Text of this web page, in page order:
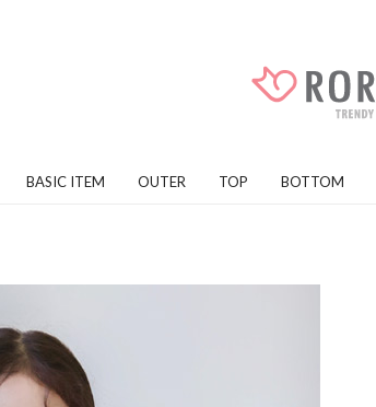
BASIC ITEM OUTER TOP BOTTOM